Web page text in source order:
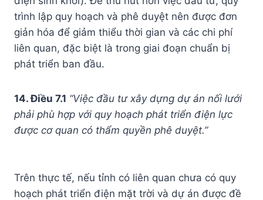
trình lập quy hoạch và phê duyệt nên được đơn
giản hóa để giảm thiểu thời gian và các chi phí
liên quan, đặc biệt là trong giai đoạn chuẩn bị
phát triển ban đầu.
14. Điều 7.1 “Việc đầu tư xây dựng dự án nối lưới
phải phù hợp với quy hoạch phát triển điện lực
được cơ quan có thẩm quyền phê duyệt.”
Trên thực tế, nếu tỉnh có liên quan chưa có quy
hoạch phát triển điện mặt trời và dự án được đề